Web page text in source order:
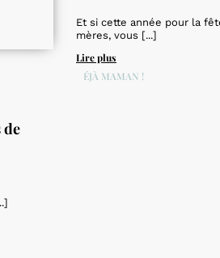
de
Et si cette année pour la
mères, vous [...]
Lire plus
DÉJÀ MAMAN !